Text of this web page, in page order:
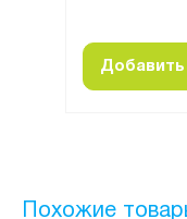
Добавить
Похожие